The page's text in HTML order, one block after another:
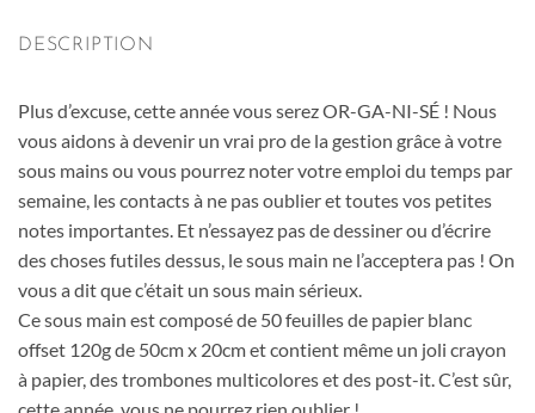
DESCRIPTION
Plus d’excuse, cette année vous serez OR-GA-NI-SÉ ! Nous
vous aidons à devenir un vrai pro de la gestion grâce à votre
sous mains ou vous pourrez noter votre emploi du temps par
semaine, les contacts à ne pas oublier et toutes vos petites
notes importantes. Et n’essayez pas de dessiner ou d’écrire
des choses futiles dessus, le sous main ne l’acceptera pas ! On
vous a dit que c’était un sous main sérieux.
Ce sous main est composé de 50 feuilles de papier blanc
offset 120g de 50cm x 20cm et contient même un joli crayon
à papier, des trombones multicolores et des post-it. C’est sûr,